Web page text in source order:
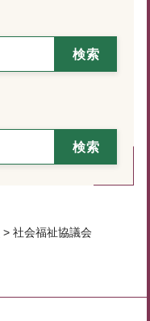
> 社会福祉協議会